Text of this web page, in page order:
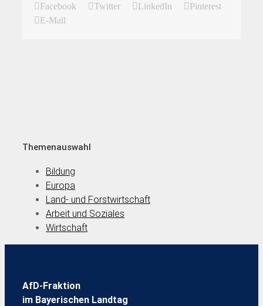
Facebook Twitter LinkedIn
Pinterest
E-Mail
Themenauswahl
Bildung
Europa
Land- und Forstwirtschaft
Arbeit und Soziales
Wirtschaft
AfD-Fraktion
im Bayerischen Landtag